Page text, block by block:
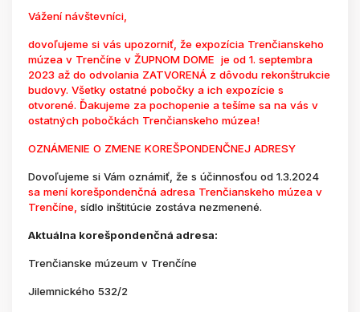
Vážení návštevníci,
dovoľujeme si vás upozorniť, že expozícia Trenčianskeho
múzea v Trenčíne v ŽUPNOM DOME je od 1. septembra
2023 až do odvolania ZATVORENÁ z dôvodu rekonštrukcie
budovy. Všetky ostatné pobočky a ich expozície s
otvorené. Ďakujeme za pochopenie a tešíme sa na vás v
ostatných pobočkách Trenčianskeho múzea!
OZNÁMENIE O ZMENE KOREŠPONDENČNEJ ADRESY
Dovoľujeme si Vám oznámiť, že s účinnosťou od 1.3.2024
sa mení korešpondenčná adresa Trenčianskeho múzea v
Trenčíne, sídlo inštitúcie zostáva nezmenené.
Aktuálna korešpondenčná adresa:
Trenčianske múzeum v Trenčíne
Jilemnického 532/2